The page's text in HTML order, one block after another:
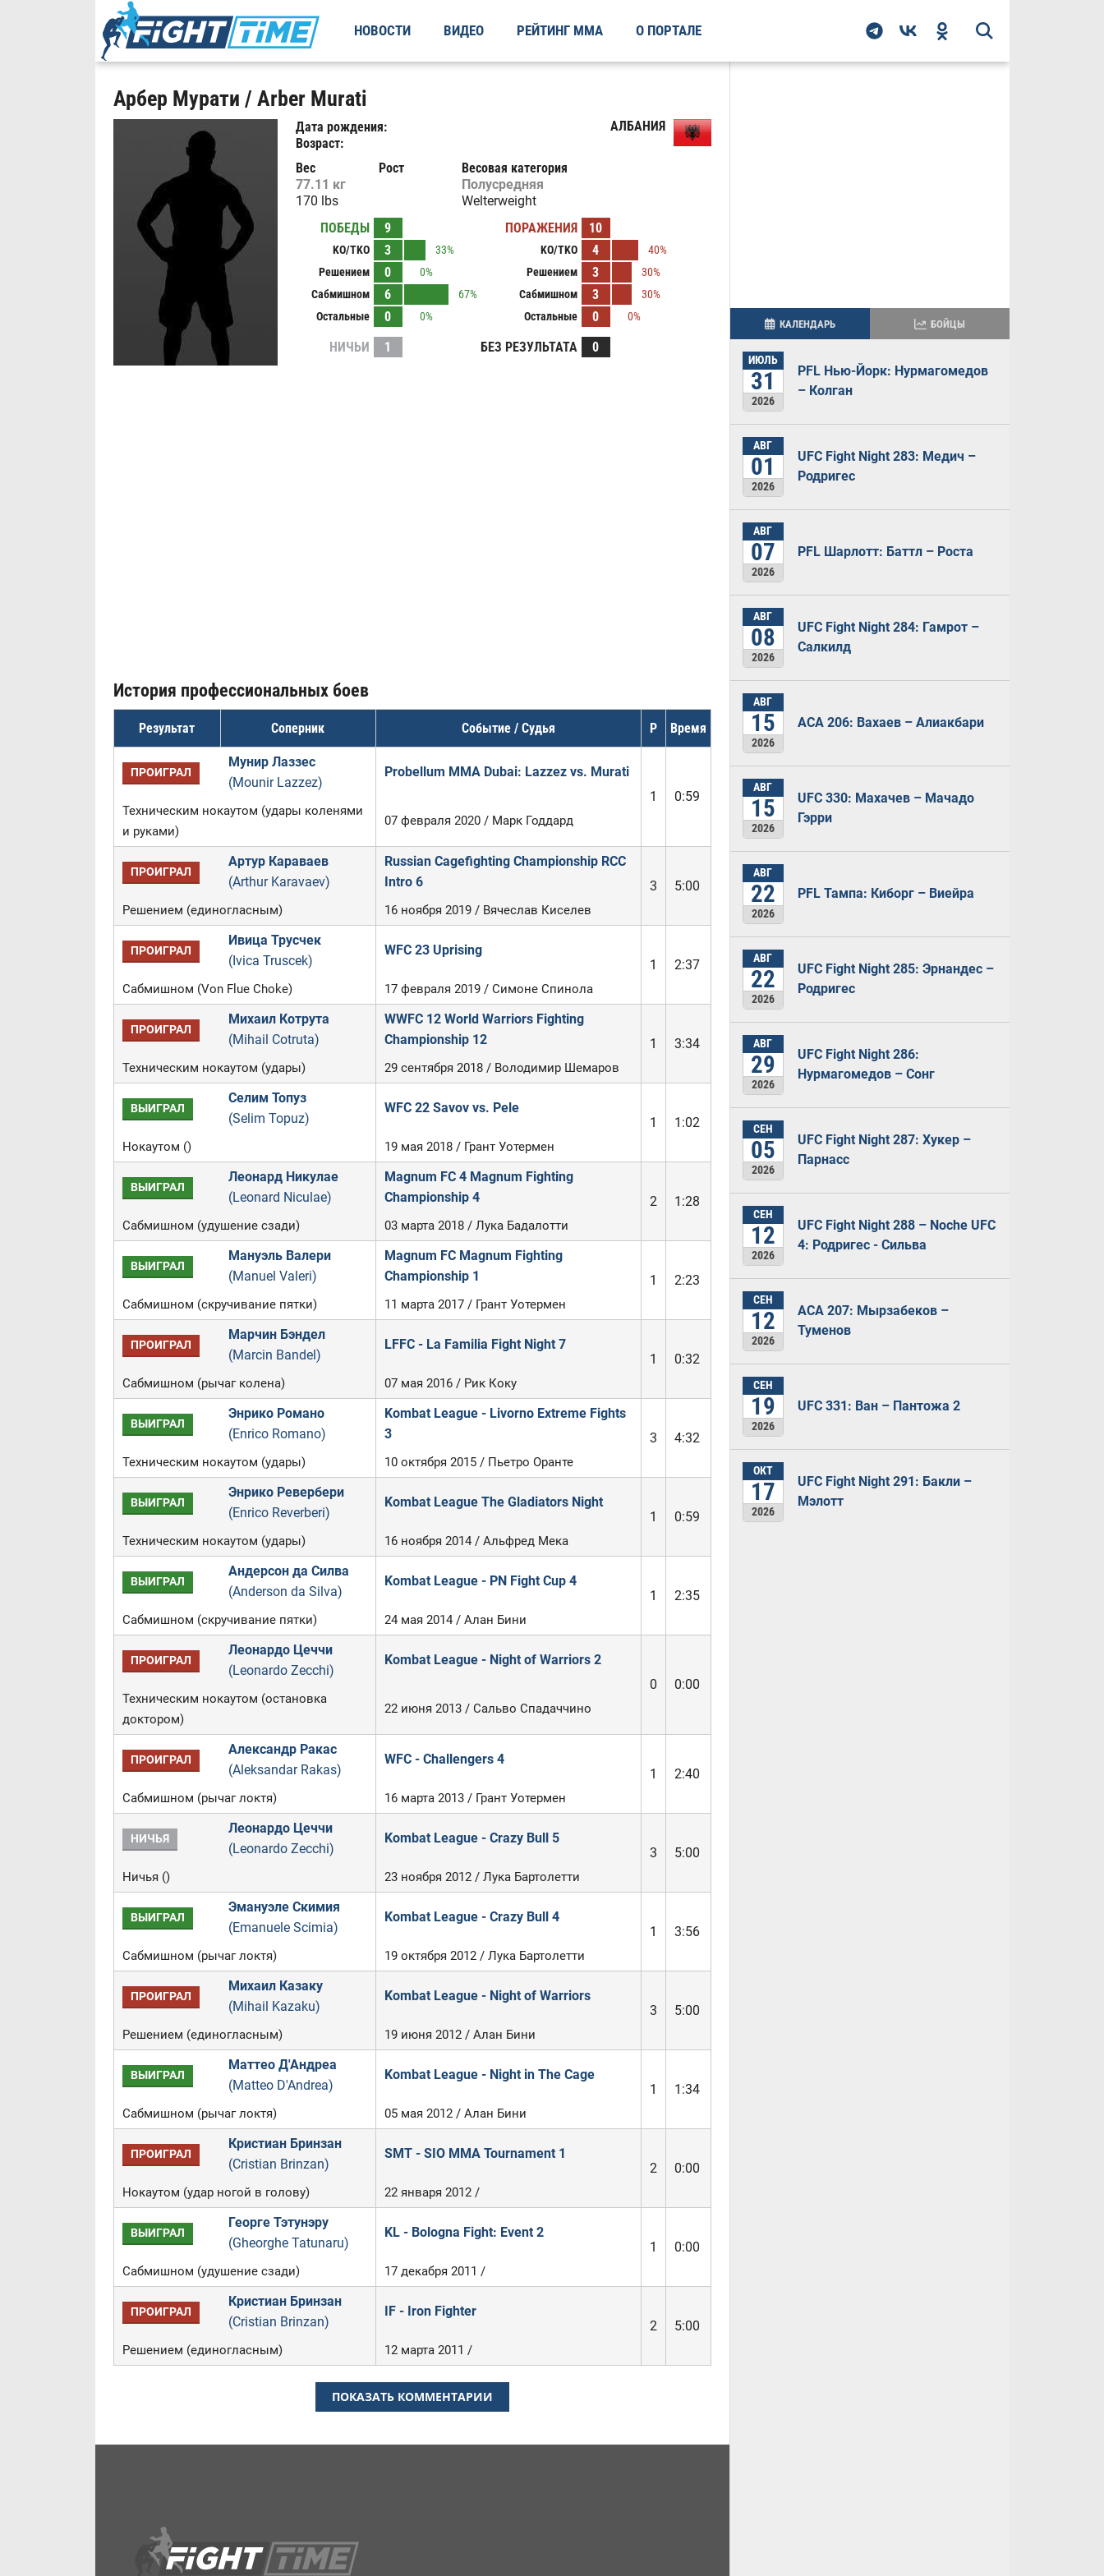
НОВОСТИ ВИДЕО РЕЙТИНГ ММА О ПОРТАЛЕ
Арбер Мурати / Arber Murati
Дата рождения:
Возраст:
АЛБАНИЯ
Вес
77.11 кг
170 lbs
Рост
Весовая категория
Полусредняя
Welterweight
ПОБЕДЫ
9
KO/TKO 3
33%
Решением
0
0%
Сабмишном
6
67%
Остальные
0 0%
ПОРАЖЕНИЯ 10
KO/TKO 4
40%
Решением
3
30%
Сабмишном
3
30%
Остальные
0 0%
НИЧЬИ 1 БЕЗ РЕЗУЛЬТАТА 0
История профессиональных боев
Результат Соперник Событие / Судья Р Время
ПРОИГРАЛ
Мунир Лаззес
(Mounir Lazzez)
Probellum MMA Dubai: Lazzez vs. Murati
1
0:59
Техническим нокаутом (удары коленями
и руками)
07 февраля 2020 / Марк Годдард
ПРОИГРАЛ
Артур Караваев
(Arthur Karavaev)
Russian Cagefighting Championship RCC
Intro 6
3 5:00
Решением (единогласным) 16 ноября 2019 / Вячеслав Киселев
ПРОИГРАЛ
Ивица Трусчек
(Ivica Truscek)
WFC 23 Uprising
1
2:37
Сабмишном (Von Flue Choke) 17 февраля 2019 / Симоне Спинола
ПРОИГРАЛ
Михаил Котрута
(Mihail Cotruta)
WWFC 12 World Warriors Fighting
Championship 12
1 3:34
Техническим нокаутом (удары) 29 сентября 2018 / Володимир Шемаров
ВЫИГРАЛ
Селим Топуз
(Selim Topuz)
WFC 22 Savov vs. Pele
1
1:02
Нокаутом () 19 мая 2018 / Грант Уотермен
ВЫИГРАЛ
Леонард Никулае
(Leonard Niculae)
Magnum FC 4 Magnum Fighting
Championship 4
2 1:28
Сабмишном (удушение сзади) 03 марта 2018 / Лука Бадалотти
ВЫИГРАЛ
Мануэль Валери
(Manuel Valeri)
Magnum FC Magnum Fighting
Championship 1
1 2:23
Сабмишном (скручивание пятки) 11 марта 2017 / Грант Уотермен
ПРОИГРАЛ
Марчин Бэндел
(Marcin Bandel)
LFFC - La Familia Fight Night 7
1
0:32
Сабмишном (рычаг колена) 07 мая 2016 / Рик Коку
ВЫИГРАЛ
Энрико Романо
(Enrico Romano)
Kombat League - Livorno Extreme Fights
3
3 4:32
Техническим нокаутом (удары) 10 октября 2015 / Пьетро Оранте
ВЫИГРАЛ
Энрико Ревербери
(Enrico Reverberi)
Kombat League The Gladiators Night
1
0:59
Техническим нокаутом (удары) 16 ноября 2014 / Альфред Мека
ВЫИГРАЛ
Андерсон да Силва
(Anderson da Silva)
Kombat League - PN Fight Cup 4
1
2:35
Сабмишном (скручивание пятки) 24 мая 2014 / Алан Бини
ПРОИГРАЛ
Леонардо Цеччи
(Leonardo Zecchi)
Kombat League - Night of Warriors 2
0
0:00
Техническим нокаутом (остановка
доктором)
22 июня 2013 / Сальво Спадаччино
ПРОИГРАЛ
Александр Ракас
(Aleksandar Rakas)
WFC - Challengers 4
1
2:40
Сабмишном (рычаг локтя) 16 марта 2013 / Грант Уотермен
НИЧЬЯ
Леонардо Цеччи
(Leonardo Zecchi)
Kombat League - Crazy Bull 5
3
5:00
Ничья () 23 ноября 2012 / Лука Бартолетти
ВЫИГРАЛ
Эмануэле Скимия
(Emanuele Scimia)
Kombat League - Crazy Bull 4
1
3:56
Сабмишном (рычаг локтя) 19 октября 2012 / Лука Бартолетти
ПРОИГРАЛ
Михаил Казаку
(Mihail Kazaku)
Kombat League - Night of Warriors
3
5:00
Решением (единогласным) 19 июня 2012 / Алан Бини
ВЫИГРАЛ
Маттео Д'Андреа
(Matteo D'Andrea)
Kombat League - Night in The Cage
1
1:34
Сабмишном (рычаг локтя) 05 мая 2012 / Алан Бини
ПРОИГРАЛ
Кристиан Бринзан
(Cristian Brinzan)
SMT - SIO MMA Tournament 1
2
0:00
Нокаутом (удар ногой в голову) 22 января 2012 /
ВЫИГРАЛ
Георге Тэтунэру
(Gheorghe Tatunaru)
KL - Bologna Fight: Event 2
1
0:00
Сабмишном (удушение сзади) 17 декабря 2011 /
ПРОИГРАЛ
Кристиан Бринзан
(Cristian Brinzan)
IF - Iron Fighter
2
5:00
Решением (единогласным) 12 марта 2011 /
ПОКАЗАТЬ КОММЕНТАРИИ
КАЛЕНДАРЬ БОЙЦЫ
ИЮЛЬ
31
2026
PFL Нью-Йорк: Нурмагомедов
– Колган
АВГ
01
2026
UFC Fight Night 283: Медич –
Родригес
АВГ
07
2026
PFL Шарлотт: Баттл – Роста
АВГ
08
2026
UFC Fight Night 284: Гамрот –
Салкилд
АВГ
15
2026
ACA 206: Вахаев – Алиакбари
АВГ
15
2026
UFC 330: Махачев – Мачадо
Гэрри
АВГ
22
2026
PFL Тампа: Киборг – Виейра
АВГ
22
2026
UFC Fight Night 285: Эрнандес –
Родригес
АВГ
29
2026
UFC Fight Night 286:
Нурмагомедов – Сонг
СЕН
05
2026
UFC Fight Night 287: Хукер –
Парнасс
СЕН
12
2026
UFC Fight Night 288 – Noche UFC
4: Родригес - Сильва
СЕН
12
2026
ACA 207: Мырзабеков –
Туменов
СЕН
19
2026
UFC 331: Ван – Пантожа 2
ОКТ
17
2026
UFC Fight Night 291: Бакли –
Мэлотт